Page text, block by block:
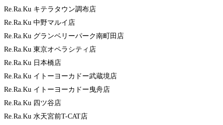
Re.Ra.Ku キテラタウン調布店
Re.Ra.Ku 中野マルイ店
Re.Ra.Ku グランベリーパーク南町田店
Re.Ra.Ku 東京オペラシティ店
Re.Ra.Ku 日本橋店
Re.Ra.Ku イトーヨーカドー武蔵境店
Re.Ra.Ku イトーヨーカドー曳舟店
Re.Ra.Ku 四ツ谷店
Re.Ra.Ku 水天宮前T-CAT店